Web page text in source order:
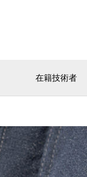
在籍技術者